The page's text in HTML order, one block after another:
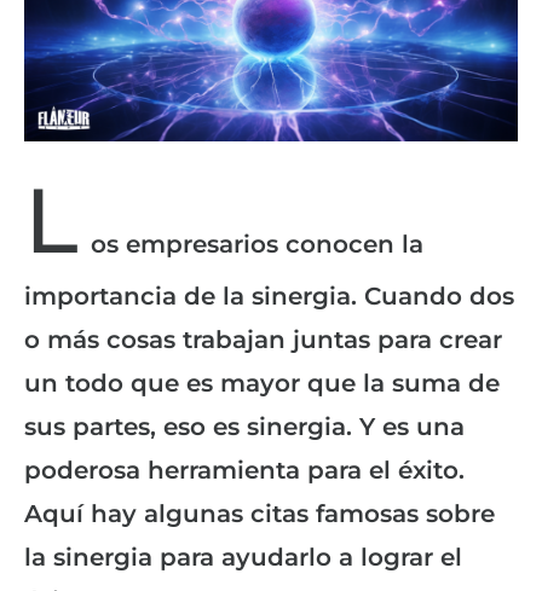
L os empresarios conocen la
importancia de la sinergia. Cuando dos
o más cosas trabajan juntas para crear
un todo que es mayor que la suma de
sus partes, eso es sinergia. Y es una
poderosa herramienta para el éxito.
Aquí hay algunas citas famosas sobre
la sinergia para ayudarlo a lograr el